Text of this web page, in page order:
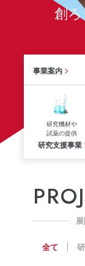
創ろ
事業案内
研究機材や
試薬の提供
研究支援事業
全て